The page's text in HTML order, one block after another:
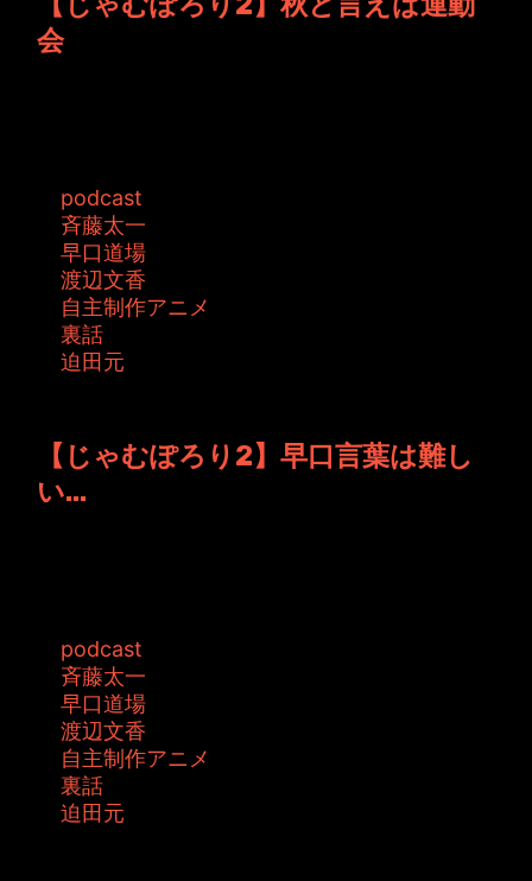
会
podcast
斉藤太一
早口道場
渡辺文香
自主制作アニメ
裏話
迫田元
【じゃむぽろり2】早口言葉は難し
い...
podcast
斉藤太一
早口道場
渡辺文香
自主制作アニメ
裏話
迫田元